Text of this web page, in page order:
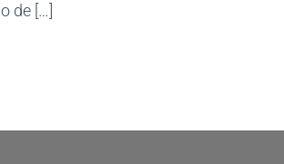
de […]